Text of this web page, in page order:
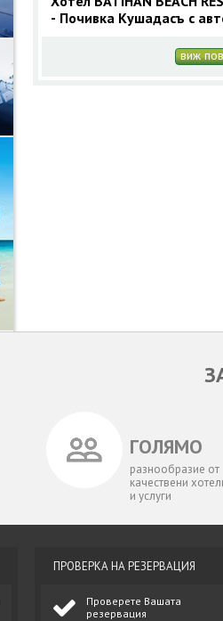
- Почивка Кушадасъ с
виж
ГОЛЯМО
разнообразие от
качествени
и услуги
ПРОВЕРКА НА РЕЗЕРВАЦИЯ
Проверете Вашата
резервация